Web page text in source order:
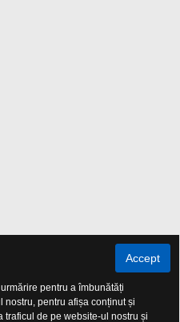
Accept
pentru a îmbunătăți
pentru afișa conținut și
de pe website-ul nostru și